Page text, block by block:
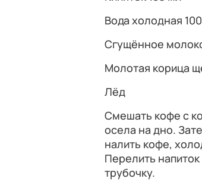
Вода холодная
Сгущённое
Молотая корица
Лёд
Смешать кофе с
осела на дно.
налить кофе,
Перелить
трубочку.